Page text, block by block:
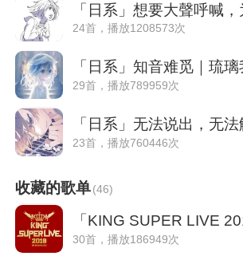
24首，播放1208573次
「日系」知音难觅｜琉
29首，播放789959次
23首，播放760446次
收藏的歌单(46)
30首，播放186949次